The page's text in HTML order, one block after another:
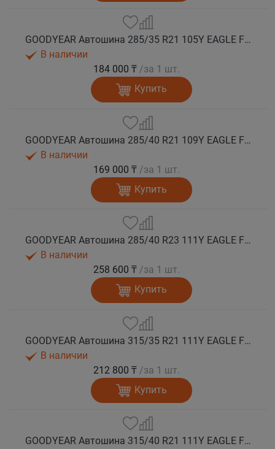
GOODYEAR Автошина 285/35 R21 105Y EAGLE F1 ASYMMETRIC 6 * XL лето
В наличии
184 000 ₸ /за 1 шт.
Купить
GOODYEAR Автошина 285/40 R21 109Y EAGLE F1 ASYMMETRIC 6 XL FP EV-Ready лето
В наличии
169 000 ₸ /за 1 шт.
Купить
GOODYEAR Автошина 285/40 R23 111Y EAGLE F1 ASYMMETRIC 6 XL FP EV-Ready лето
В наличии
258 600 ₸ /за 1 шт.
Купить
GOODYEAR Автошина 315/35 R21 111Y EAGLE F1 ASYMMETRIC 6 XL FP EV-Ready лето
В наличии
212 800 ₸ /за 1 шт.
Купить
GOODYEAR Автошина 315/40 R21 111Y EAGLE F1 ASYMMETRIC 6 XL FP EV-Ready лето